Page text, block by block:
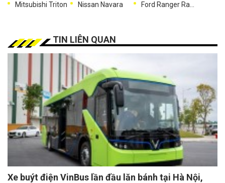
Mitsubishi Triton Nissan Navara Ford Ranger Raptor
TIN LIÊN QUAN
Xe buýt điện VinBus lần đầu lăn bánh tại Hà Nội,